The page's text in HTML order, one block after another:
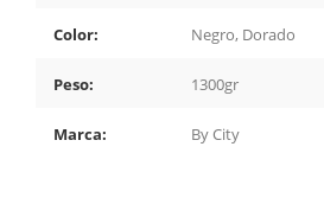
Color: Negro, Dorado
Peso: 1300gr
Marca: By City